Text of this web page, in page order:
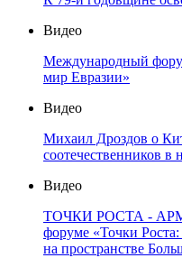
Видео
Международный
мир Евразии»
Видео
Михаил Дроздов о
соотечественников в
Видео
ТОЧКИ РОСТА -
форуме «Точки Роста:
на пространстве